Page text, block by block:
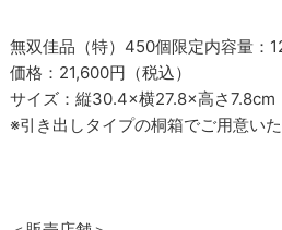
無双佳品（特）450個限定内容量：
価格：21,600円（税込）
サイズ：縦30.4×横27.8×高さ7.8cm
※引き出しタイプの桐箱でご用意いた